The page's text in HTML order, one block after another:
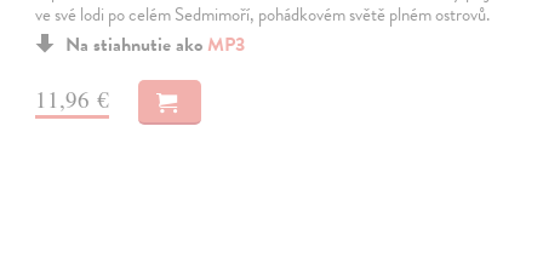
ve své lodi po celém Sedmimoří, pohádkovém světě plném ostrovů.
Na stiahnutie ako MP3
11,96 €